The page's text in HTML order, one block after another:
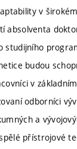
v
absolventa
studijního
budou
v
odborníci
a
přístrojové